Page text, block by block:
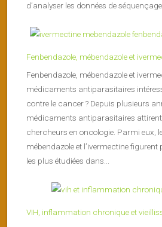
d’analyser les données de
Fenbendazole, mébendazole et
Fenbendazole, mébendazole et
médicaments antiparasitaires
contre le cancer ? Depuis plusieurs
médicaments antiparasitaires attirent
chercheurs en oncologie. Parmi eux,
mébendazole et l’ivermectine
les plus étudiées dans...
VIH, inflammation chronique et